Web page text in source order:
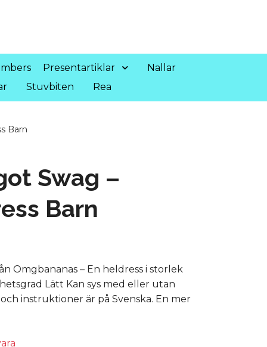
Presentartiklar
Nallar
Stuvbiten Rea
Barn
Swag –
Barn
Omgbananas – En heldress i storlek
Lätt Kan sys med eller utan
instruktioner är på Svenska. En mer